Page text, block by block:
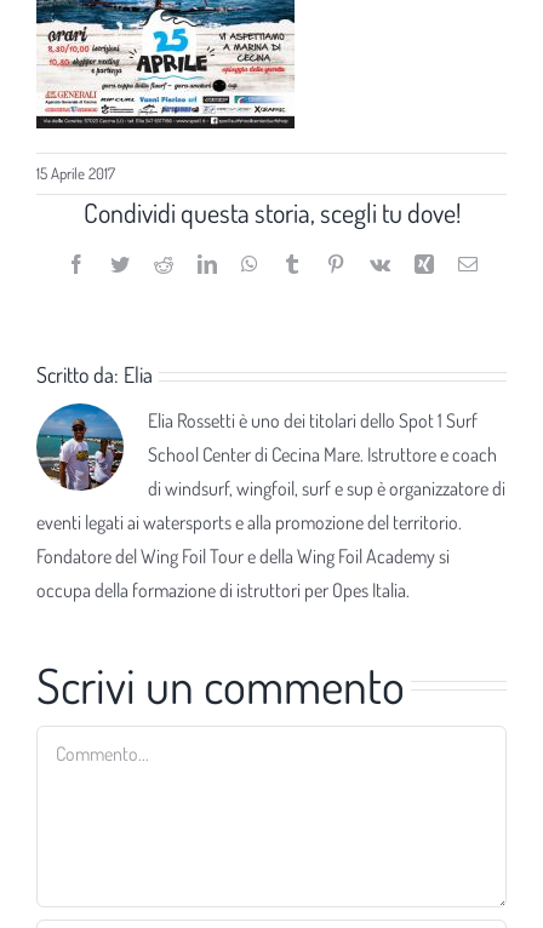
15 Aprile 2017
Condividi questa storia, scegli tu dove!
Facebook
TwitterRedditLinkedInWhatsApp
TumblrPinterest
Vk Xing Email
Scritto da: Elia
Elia Rossetti è uno dei titolari dello Spot 1 Surf
School Center di Cecina Mare. Istruttore e coach
di windsurf, wingfoil, surf e sup è organizzatore di
eventi legati ai watersports e alla promozione del territorio.
Fondatore del Wing Foil Tour e della Wing Foil Academy si
occupa della formazione di istruttori per Opes Italia.
Scrivi un commento
Commento